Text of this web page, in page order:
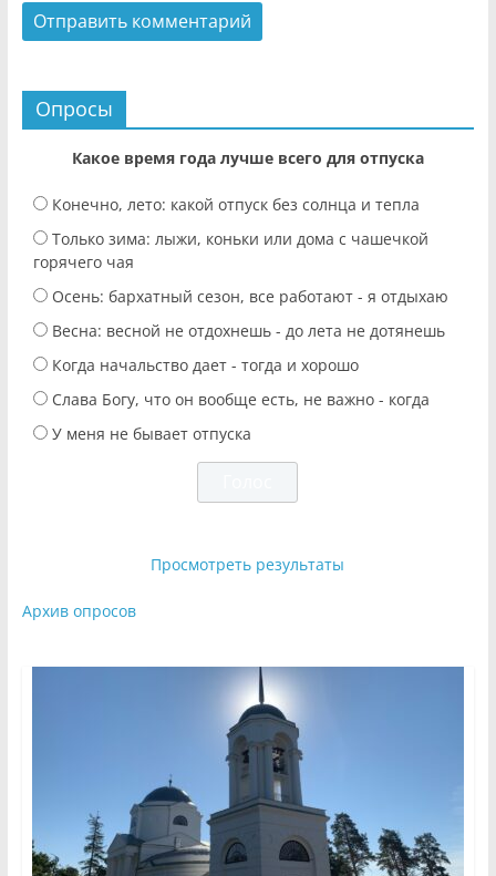
Опросы
Какое время года лучше всего для отпуска
Конечно, лето: какой отпуск без солнца и тепла
Только зима: лыжи, коньки или дома с чашечкой
горячего чая
Осень: бархатный сезон, все работают - я отдыхаю
Весна: весной не отдохнешь - до лета не дотянешь
Когда начальство дает - тогда и хорошо
Слава Богу, что он вообще есть, не важно - когда
У меня не бывает отпуска
Просмотреть результаты
Архив опросов